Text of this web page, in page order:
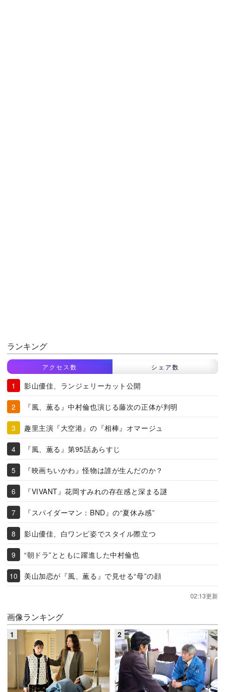
ランキング
アクセス数 シェア数
影山優佳、ランジェリーカット公開
『風、薫る』中村倫也演じる藤次の正体が判明
趣里主演『大空港』の『相棒』オマージュ
『風、薫る』第95話あらすじ
『映画ちいかわ』怪物は誰が生んだのか？
『VIVANT』花岡すみれの存在感と深まる謎
『スパイダーマン：BND』の“夏休み感”
影山優佳、白ワンピ姿でスタイル際立つ
“朝ドラ”とともに躍進した中村倫也
美山加恋が『風、薫る』で見せる“母”の顔
02:13更新
画像ランキング